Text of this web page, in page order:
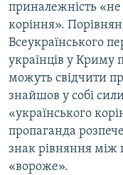
приналежність «не
коріння».
Всеукраїнського
українців у Криму
можуть свідчити
знайшов у собі
«українського
пропаганда
знак рівняння між
«вороже».